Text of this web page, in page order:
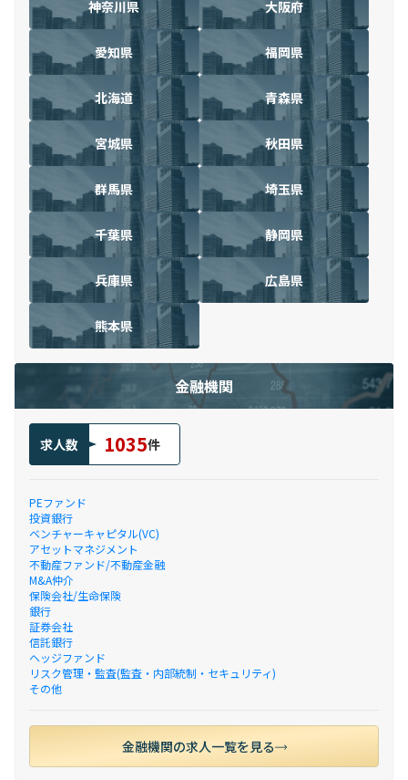
神奈川県 大阪府
愛知県 福岡県
北海道 青森県
宮城県 秋田県
群馬県 埼玉県
千葉県 静岡県
兵庫県 広島県
熊本県
金融機関
求人数 1035件
PEファンド
投資銀行
ベンチャーキャピタル(VC)
アセットマネジメント
不動産ファンド/不動産金融
M&A仲介
保険会社/生命保険
銀行
証券会社
信託銀行
ヘッジファンド
リスク管理・監査(監査・内部統制・セキュリティ)
その他
金融機関の求人一覧を見る